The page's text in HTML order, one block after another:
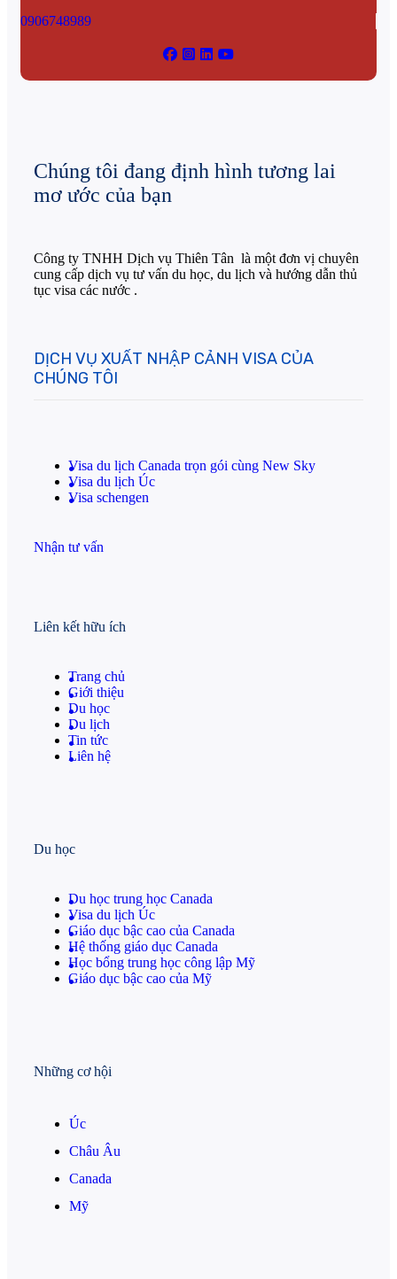
0906748989
Chúng tôi đang định hình tương lai
mơ ước của bạn
Công ty TNHH Dịch vụ Thiên Tân là một đơn vị chuyên
cung cấp dịch vụ tư vấn du học, du lịch và hướng dẫn thủ
tục visa các nước .
DỊCH VỤ XUẤT NHẬP CẢNH VISA CỦA
CHÚNG TÔI
Visa du lịch Canada trọn gói cùng New Sky
Visa du lịch Úc
Visa schengen
Nhận tư vấn
Liên kết hữu ích
Trang chủ
Giới thiệu
Du học
Du lịch
Tin tức
Liên hệ
Du học
Du học trung học Canada
Visa du lịch Úc
Giáo dục bậc cao của Canada
Hệ thống giáo dục Canada
Học bổng trung học công lập Mỹ
Giáo dục bậc cao của Mỹ
Những cơ hội
Úc
Châu Âu
Canada
Mỹ